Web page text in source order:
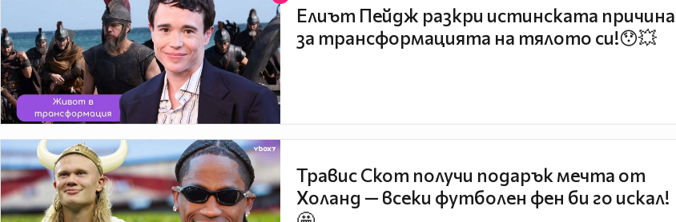
Елиът Пейдж разкри истинската причина
за трансформацията на тялото си!😯💥
Травис Скот получи подарък мечта от
Холанд — всеки футболен фен би го искал!